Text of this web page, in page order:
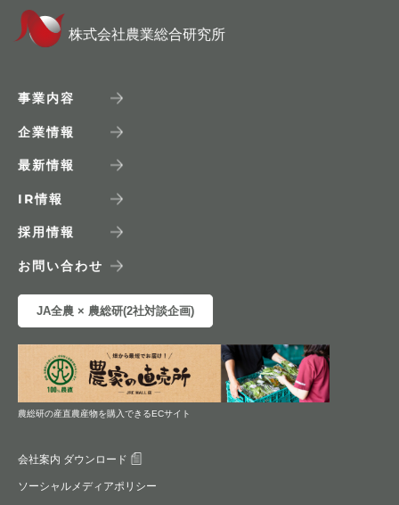
株式会社農業総合研究所
事業内容
企業情報
最新情報
IR情報
採用情報
お問い合わせ
JA全農 × 農総研(2社対談企画)
農総研の産直農産物を購入できるECサイト
会社案内 ダウンロード
ソーシャルメディアポリシー